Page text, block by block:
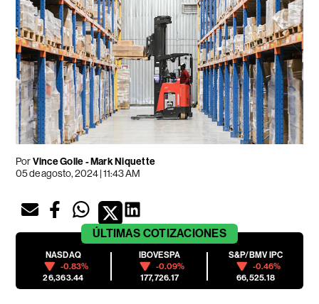
PorVince Golle - Mark Niquette
05 de agosto, 2024 | 11:43 AM
ÚLTIMAS COTIZACIONES
NASDAQ
-0.83%
26,363.44
IBOVESPA
-0.09%
177,726.17
S&P/BMV IPC
-0.46%
66,525.18